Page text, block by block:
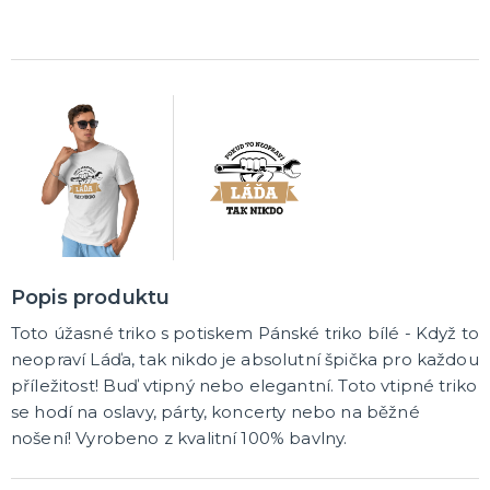
MAKE-UP, UMĚLÉ ŘASY A DEKORACE NA KŮŽI
Vodou ředitelná líčidla
Olejová líčidla
Hororové efekty
Umělé řasy, tetování a rtěnky
DALŠÍ KATEGORIE
PARUKY, PŘÍČESKY, VOUSY
Afro paruky
Dámské karnevalové paruky
Pánské karnevalové paruky
Knírky a vousy
Barevné spreje na vlasy a tělo
KLOBOUKY, PŘILBY A ČEPICE
Sombréra, slamáky
Helmy, přilby
Popis produktu
Toto úžasné triko s potiskem Pánské triko bílé - Když to
neopraví Láďa, tak nikdo je absolutní špička pro každou
příležitost! Buď vtipný nebo elegantní. Toto vtipné triko
se hodí na oslavy, párty, koncerty nebo na běžné
nošení! Vyrobeno z kvalitní 100% bavlny.